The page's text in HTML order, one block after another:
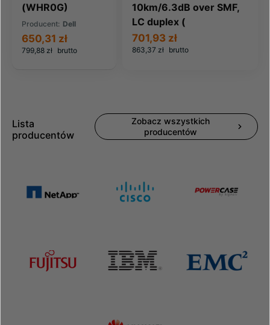
(WHR0G)
Producent: Dell
799,88 zł brutto
650,31 zł
10km/6.3dB over SMF,
LC duplex (
863,37 zł brutto
701,93 zł
Lista
producentów
Zobacz wszystkich
producentów